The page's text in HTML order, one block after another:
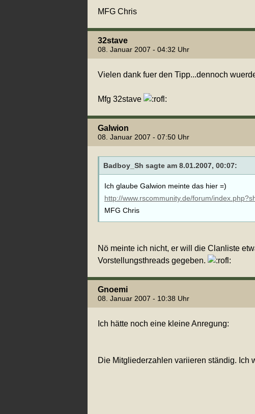
MFG Chris
32stave
08. Januar 2007 - 04:32 Uhr
Vielen dank fuer den Tipp...dennoch
Mfg 32stave
Galwion
08. Januar 2007 - 07:50 Uhr
Badboy_Sh sagte am 8.01.2007, 00:07:
Ich glaube Galwion meinte das hier =)
http://www.rscommunity.de/forum/
MFG Chris
Nö meinte ich nicht, er will die Clanliste
Vorstellungsthreads gegeben.
Gnoemi
08. Januar 2007 - 10:38 Uhr
Ich hätte noch eine kleine Anregung:
Die Mitgliederzahlen variieren ständig. Ich